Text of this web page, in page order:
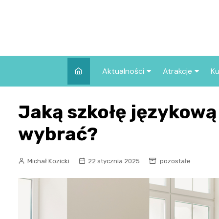
Aktualności
Wszystkie wpisy
Atrakcje
we Wrocławiu
Jaką szkołę
wybrać?
Michał Kozicki 22 stycznia 2025 pozostałe